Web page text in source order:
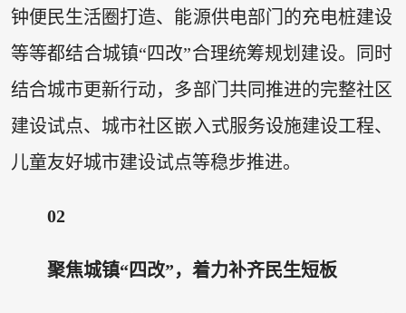
钟便民生活圈打造、能源供电部门的充电桩建设
等等都结合城镇“四改”合理统筹规划建设。同时
结合城市更新行动，多部门共同推进的完整社区
建设试点、城市社区嵌入式服务设施建设工程、
儿童友好城市建设试点等稳步推进。
02
聚焦城镇“四改”，着力补齐民生短板